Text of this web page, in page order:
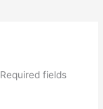
Required fields